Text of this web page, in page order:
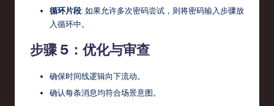
循环片段: 如果允许多次密码尝试，则将密码输入步骤放
入循环中。
步骤 5：优化与审查
确保时间线逻辑向下流动。
确认每条消息均符合场景意图。